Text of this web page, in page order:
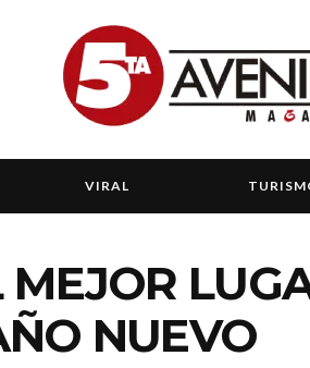
VIRAL
MEJOR
NUEVO